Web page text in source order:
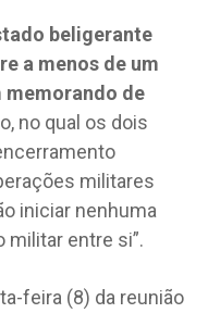
beligerante
a menos de um
memorando de
no qual os dois
militares
iniciar nenhuma
militar entre si”.
feira (8) da reunião